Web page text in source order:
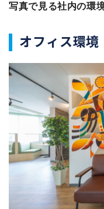
写真で見る社内の環
オフィス環境